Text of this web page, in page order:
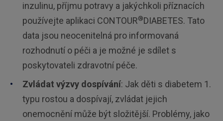
inzulinu, příjmu potravy a jakýchkoli příznacích
používejte aplikaci CONTOUR®DIABETES. Tato
data jsou neocenitelná pro informovaná
rozhodnutí o péči a je možné je sdílet s
poskytovateli zdravotní péče.
Zvládat výzvy dospívání: Jak děti s diabetem 1.
typu rostou a dospívají, zvládat jejich
onemocnění může být složitější. Problémy, jako